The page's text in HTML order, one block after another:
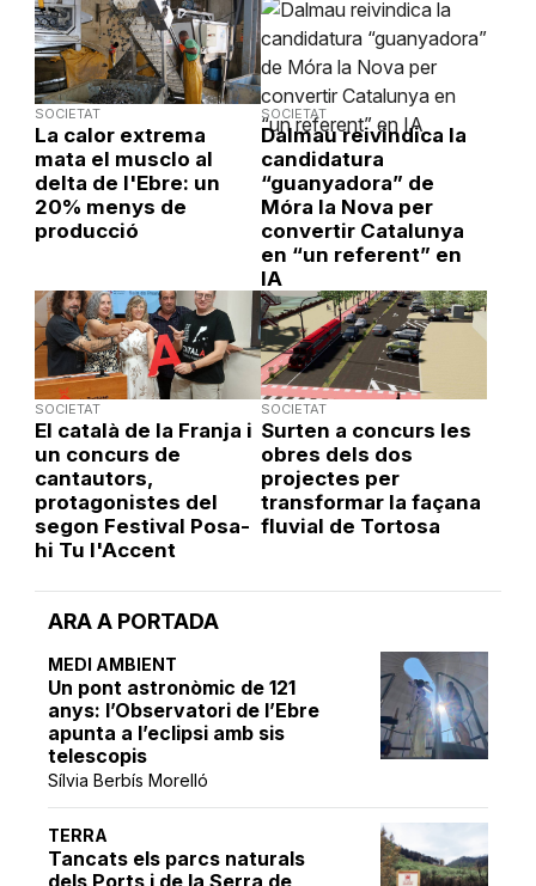
ARA A PORTADA
MEDI AMBIENT
Un pont astronòmic de 121
anys: l’Observatori de l’Ebre
apunta a l’eclipsi amb sis
telescopis
Sílvia Berbís Morelló
TERRA
Tancats els parcs naturals
SOCIETAT
La calor extrema
mata el musclo al
delta de l'Ebre: un
20% menys de
producció
SOCIETAT
Dalmau reivindica la
candidatura
“guanyadora” de
Móra la Nova per
convertir Catalunya
en “un referent” en
IA
SOCIETAT
El català de la Franja i
un concurs de
cantautors,
protagonistes del
segon Festival Posa-
hi Tu l'Accent
SOCIETAT
Surten a concurs les
obres dels dos
projectes per
transformar la façana
fluvial de Tortosa